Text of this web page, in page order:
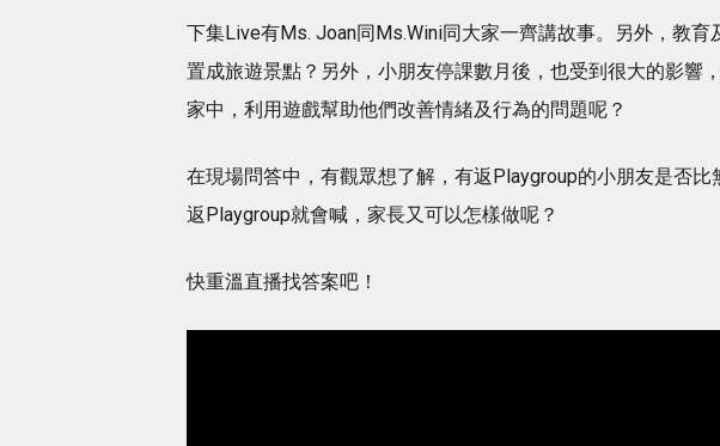
下集Live有Ms. Joan同Ms.Wini同大家一齊講故事。另外，教
置成旅遊景點？另外，小朋友停課數月後，也受到很大的影響
家中，利用遊戲幫助他們改善情緒及行為的問題呢？
在現場問答中，有觀眾想了解，有返Playgroup的小朋友是否
返Playgroup就會喊，家長又可以怎樣做呢？
快重溫直播找答案吧！